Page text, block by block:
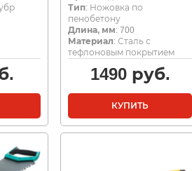
Тип: Ножовка по
пенобетону
Длина, мм: 700
Материал: Сталь с
тефлоновым покрытием
1490руб.
КУПИТЬ